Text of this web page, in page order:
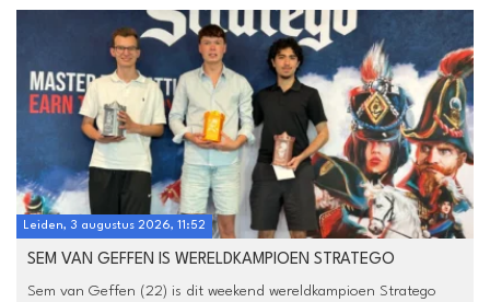
Leiden, 3 augustus 2026, 11:52
SEM VAN GEFFEN IS WERELDKAMPIOEN STRATEGO
Sem van Geffen (22) is dit weekend wereldkampioen Stratego